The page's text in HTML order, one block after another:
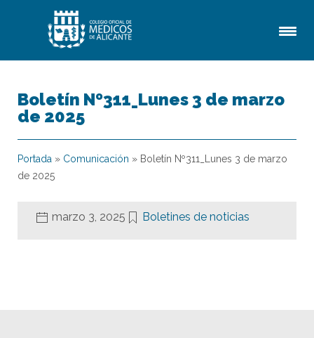
Boletín Nº311_Lunes 3 de marzo
de 2025
Portada » Comunicación » Boletín Nº311_Lunes 3 de marzo
de 2025
marzo 3, 2025 Boletines de noticias